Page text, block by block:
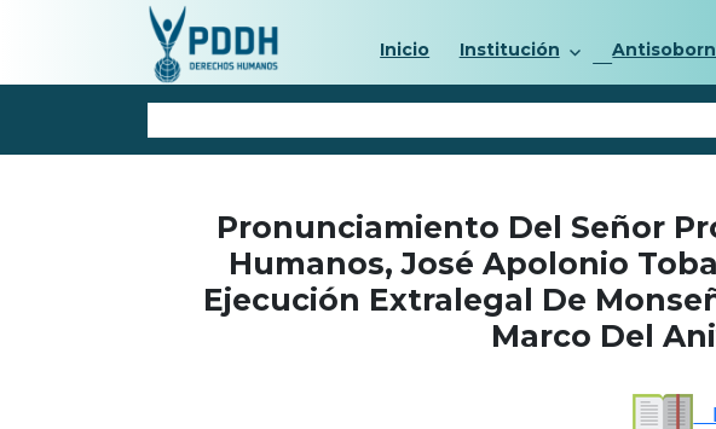
Inicio Institución
Pronunciamiento Del Señor
Humanos, José Apolonio
Ejecución Extralegal De
Marco Del